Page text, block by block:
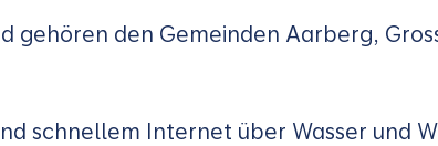
gehören den Gemeinden Aarberg,
schnellem Internet über Wasser und